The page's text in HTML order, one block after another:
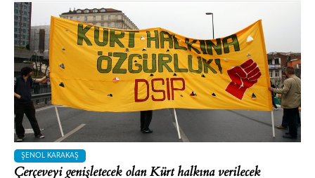
ŞENOL KARAKAŞ
Çerçeveyi genişletecek olan Kürt halkına verilecek